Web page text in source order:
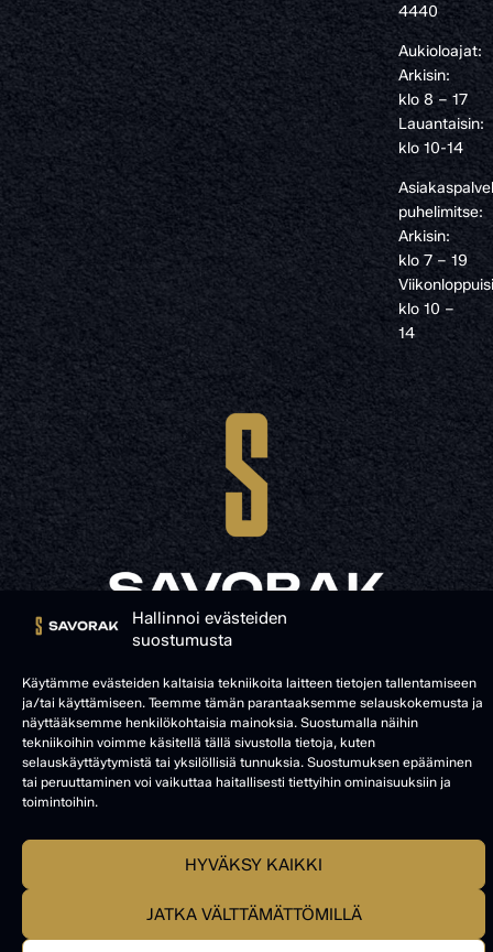
Hallinnoi evästeiden
suostumusta
Käytämme evästeiden kaltaisia tekniikoita laitteen tietojen tallentamiseen
ja/tai käyttämiseen. Teemme tämän parantaaksemme selauskokemusta ja
näyttääksemme henkilökohtaisia mainoksia. Suostumalla näihin
tekniikoihin voimme käsitellä tällä sivustolla tietoja, kuten
selauskäyttäytymistä tai yksilöllisiä tunnuksia. Suostumuksen epääminen
tai peruuttaminen voi vaikuttaa haitallisesti tiettyihin ominaisuuksiin ja
toimintoihin.
HYVÄKSY KAIKKI
JATKA VÄLTTÄMÄTTÖMILLÄ
4440
Aukioloajat:
Arkisin:
klo 8 – 17
Lauantaisin:
klo 10-14
puhelimitse:
Arkisin:
klo 7 – 19
klo 10 –
14